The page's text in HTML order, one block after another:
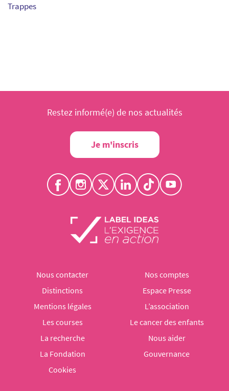
Trappes
Restez informé(e) de nos actualités
Je m'inscris
Nous contacter
Nos comptes
Distinctions
Espace Presse
Mentions légales
L’association
Les courses
Le cancer des enfants
La recherche
Nous aider
La Fondation
Gouvernance
Cookies